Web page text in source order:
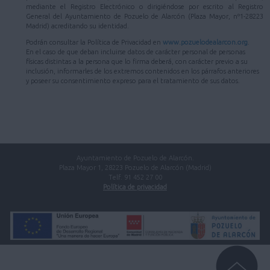
mediante el Registro Electrónico o dirigiéndose por escrito al Registro
General del Ayuntamiento de Pozuelo de Alarcón (Plaza Mayor, nº1-28223
Madrid) acreditando su identidad.
Podrán consultar la Política de Privacidad en www.pozuelodealarcon.org
En el caso de que deban incluirse datos de carácter personal de personas
físicas distintas a la persona que lo firma deberá, con carácter previo a su
inclusión, informarles de los extremos contenidos en los párrafos anteriores
y poseer su consentimiento expreso para el tratamiento de sus datos.
Ayuntamiento de Pozuelo de Alarcón.
Plaza Mayor 1, 28223 Pozuelo de Alarcón (Madrid)
Telf. 91 452 27 00
Política de privacidad